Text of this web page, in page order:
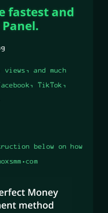
fastest and
and much
TikTok,
below on how